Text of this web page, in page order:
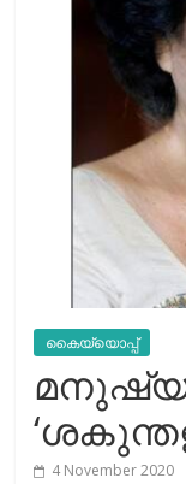
കൈയ്യൊപ്പ്
4 November 2020